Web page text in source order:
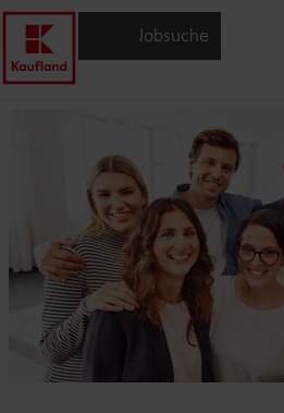
Jobsuche